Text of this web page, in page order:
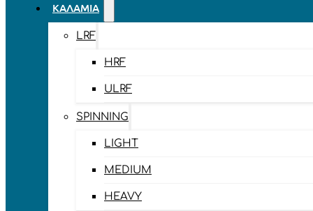
ΚΑΛΆΜΙΑ
LRF
HRF
ULRF
SPINNING
LIGHT
MEDIUM
HEAVY